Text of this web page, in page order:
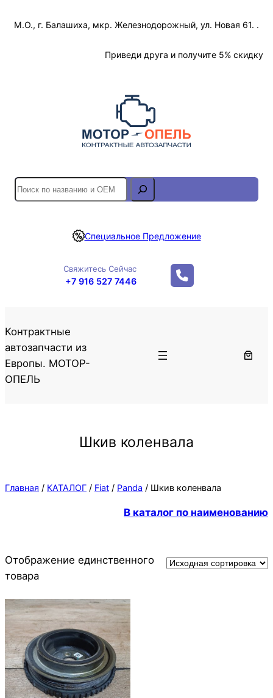
М.О., г. Балашиха, мкр. Железнодорожный, ул. Новая 61. .
Приведи друга и получите 5% скидку
S
e
r
Специальное Предложение
Свяжитесь Сейчас
+7 916 527 7446
Контрактные
автозапчасти из
Европы. МОТОР-
ОПЕЛЬ
Шкив коленвала
Главная / КАТАЛОГ / Fiat / Panda / Шкив коленвала
В каталог по наименованию
Отображение единственного
товара